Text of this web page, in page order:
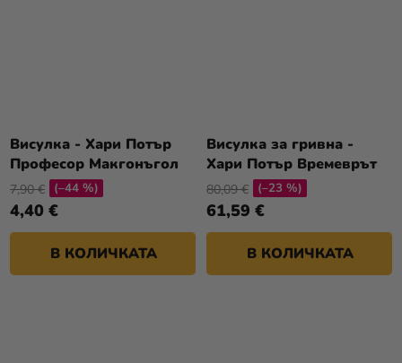
Висулка - Хари Потър
Професор Макгонъгол
4,40 €
7,90 € (–44 %)
В КОЛИЧКАТА
Висулка за гривна -
Хари Потър Времеврът
61,59 €
80,09 € (–23 %)
В КОЛИЧКАТА